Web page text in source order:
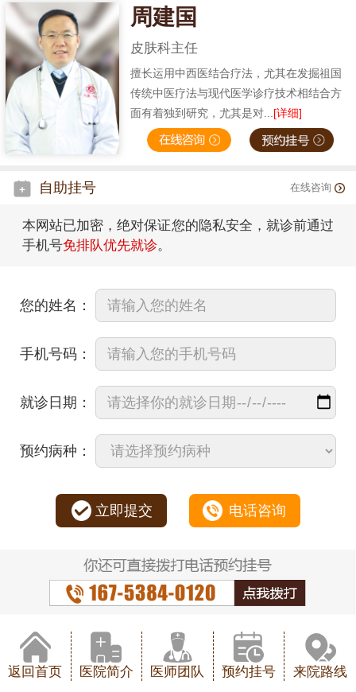
周建国
皮肤科主任
擅长运用中西医结合疗法，尤其在发掘祖国
传统中医疗法与现代医学诊疗技术相结合方
面有着独到研究，尤其是对...[详细]
自助挂号 在线咨询
本网站已加密，绝对保证您的隐私安全，就诊前通过
手机号免排队优先就诊。
您的姓名：
手机号码：
就诊日期：
预约病种：
立即提交 电话咨询
返回首页 医院简介 医师团队 预约挂号 来院路线